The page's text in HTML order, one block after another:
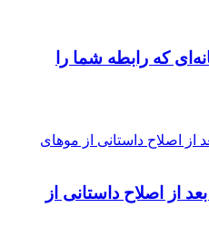
که رابطه شما را
اصلاح داستانی از